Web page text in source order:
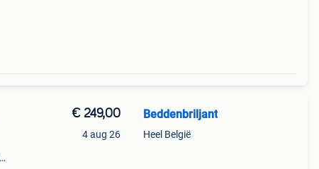
€ 249,00
4 aug 26
Beddenbriljant
Heel België